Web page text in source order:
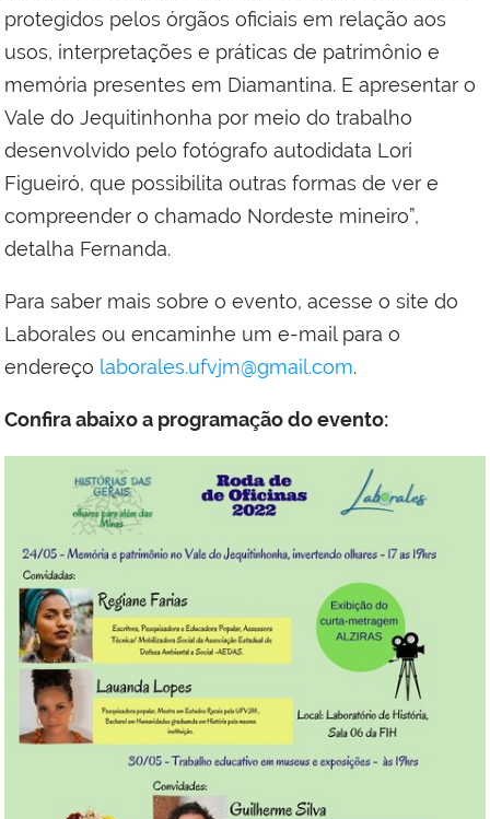
protegidos pelos órgãos oficiais em relação aos
usos, interpretações e práticas de patrimônio e
memória presentes em Diamantina. E apresentar o
Vale do Jequitinhonha por meio do trabalho
desenvolvido pelo fotógrafo autodidata Lori
Figueiró, que possibilita outras formas de ver e
compreender o chamado Nordeste mineiro”,
detalha Fernanda.
Para saber mais sobre o evento, acesse o site do
Laborales ou encaminhe um e-mail para o
endereço laborales.ufvjm@gmail.com.
Confira abaixo a programação do evento: